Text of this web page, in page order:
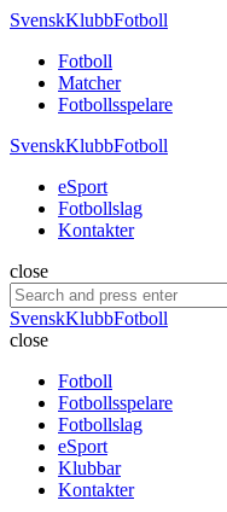
Menu
SvenskKlubbFotboll
Menu
Fotboll
Matcher
Fotbollsspelare
SvenskKlubbFotboll
eSport
Fotbollslag
Kontakter
Search
close
Search
for:
SvenskKlubbFotboll
close
Fotboll
Fotbollsspelare
Fotbollslag
eSport
Klubbar
Kontakter